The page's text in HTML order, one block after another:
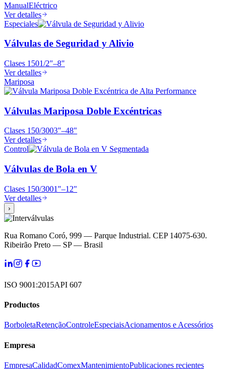
ManualEléctrico
Ver detalles
Especiales
Válvulas de Seguridad y Alivio
Clases 1501/2"–8"
Ver detalles
Mariposa
Válvulas Mariposa Doble Excéntricas
Clases 150/3003"–48"
Ver detalles
Control
Válvulas de Bola en V
Clases 150/3001"–12"
Ver detalles
›
Rua Romano Coró, 999 — Parque Industrial. CEP 14075-630.
Ribeirão Preto — SP — Brasil
ISO 9001:2015API 607
Productos
BorboletaRetençãoControleEspeciaisAcionamentos e Acessórios
Empresa
EmpresaCalidadComexMantenimientoPublicaciones recientes